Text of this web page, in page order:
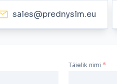
sales@prednyslm.eu
Täielik nimi